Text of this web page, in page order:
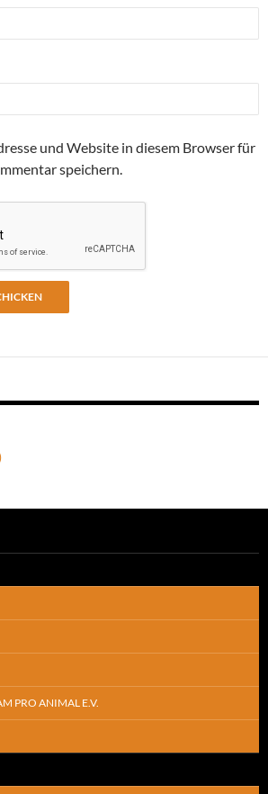
und Website in diesem Browser für
speichern.
PRO ANIMAL E.V.